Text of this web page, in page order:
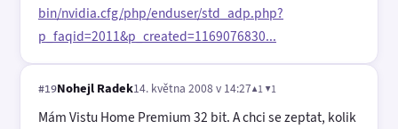
bin/nvidia.cfg/php/enduser/std_adp.php?
p_faqid=2011&p_created=1169076830...
#19Nohejl Radek14. května 2008 v 14:27▲1 ▼1
Mám Vistu Home Premium 32 bit. A chci se zeptat, kolik